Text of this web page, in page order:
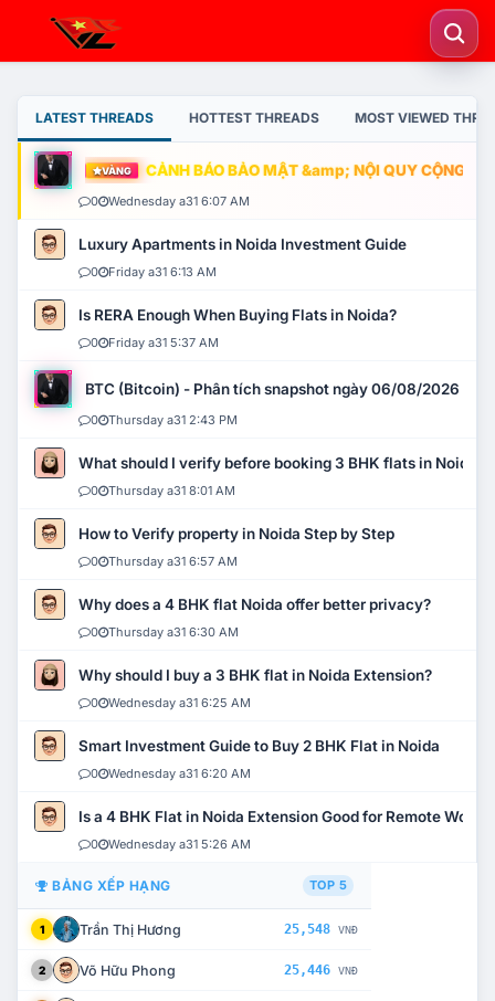
LATEST THREADS HOTTEST THREADS MOST VIEWED
VÀNG CẢNH BÁO BẢO MẬT &amp; NỘI QUY CỘNG
0 Wednesday a31 6:07 AM
Luxury Apartments in Noida Investment Guide
0 Friday a31 6:13 AM
Is RERA Enough When Buying Flats in Noida?
0 Friday a31 5:37 AM
BTC (Bitcoin) - Phân tích snapshot ngày 06/08/2026
0 Thursday a31 2:43 PM
What should I verify before booking 3 BHK flats in Noida?
0 Thursday a31 8:01 AM
How to Verify property in Noida Step by Step
0 Thursday a31 6:57 AM
Why does a 4 BHK flat Noida offer better privacy?
0 Thursday a31 6:30 AM
Why should I buy a 3 BHK flat in Noida Extension?
0 Wednesday a31 6:25 AM
Smart Investment Guide to Buy 2 BHK Flat in Noida
0 Wednesday a31 6:20 AM
Is a 4 BHK Flat in Noida Extension Good for Remote Work?
0 Wednesday a31 5:26 AM
BẢNG XẾP HẠNG TOP 5
1 Trần Thị Hương 25,548 VNĐ
2 Võ Hữu Phong 25,446 VNĐ